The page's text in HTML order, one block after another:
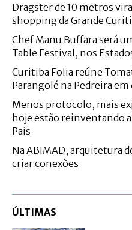
Dragster de 10 metros
shopping da Grande
Chef Manu Buffara será
Table Festival, nos
Curitiba Folia reúne
Parangolé na Pedreira
Menos protocolo, mais
hoje estão reinventando
Pais
Na ABIMAD, arquitetura
criar conexões
ÚLTIMAS